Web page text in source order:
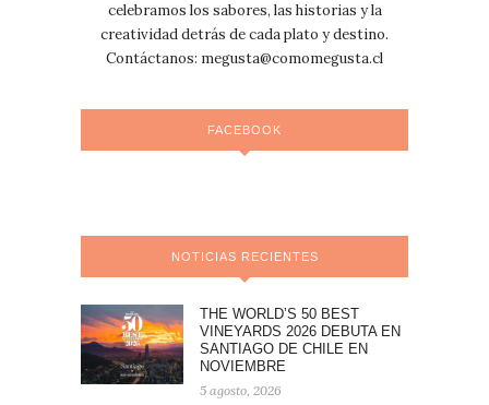
celebramos los sabores, las historias y la
creatividad detrás de cada plato y destino.
Contáctanos: megusta@comomegusta.cl
FACEBOOK
NOTICIAS RECIENTES
THE WORLD’S 50 BEST
VINEYARDS 2026 DEBUTA EN
SANTIAGO DE CHILE EN
NOVIEMBRE
5 agosto, 2026